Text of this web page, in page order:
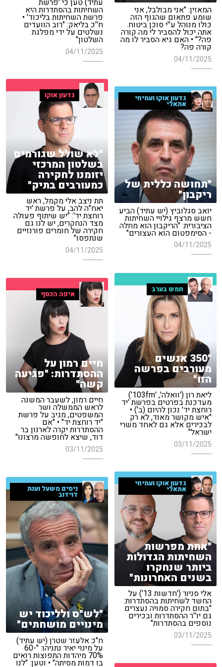
עתיד) טען כי 'פרשת
השחיתות בהסתדרות היא
פרשת השחיתות בליכוד' •
ח''כ בליאק: "רוב הוועדים
נשלטים על ידי מפלגת
השלטון"
04/11/2025
המאזין: "אני מבולבל, אני
שומע פתאום שהגוף הזה
כולו מנוהל ע''י סוכן ביטוח.
אתה יכול להסביר לי מה קורה
פה?" • האם גיא הסביר לו מה
קורה פה?
04/11/2025
גדעון אוקו
"לא שולל שגורמים
בשלטון המרכזי
יזומנו לחקירה
כמעורבים בתיק"
תת ניצב אלי מקמל, ראש
יאח"ה להב, על פרשת 'יד
רוחצת יד': "יש שיתוף פעולה
מצד הנחקרים, יש לנו גם
חקירה של חומרים פורנזיים
שנתפסו"
04/11/2025
גדעון אוקו ועמיחי
אתאלי
"תחושה כללית של
ריקבון"
יואב סגלוביץ (יש עתיד) הביע
חשש מרצף גילויי השחיתות
הציבורית: "הריקבון הוא מחלה
- הסימפטום הוא העצורים"
04/11/2025
חמש בערב
"350 אנשים
מעורבים בפרשה
הזו"
ליאת רון ('וואלה', '103fm')
מעדכנת בפרטים בפרשת 'יד
רוחצת יד' נכון להיום (ב') •
"איש מקושר מאוד, לא רק
לבכירים אלא גם לאחד משרי
ישראל"
03/11/2025
איפה הכסף
חיים רמון על
ההסתדרות: "פגיעה
קשה"
חיים רמון, לשעבר המשנה
לראש הממשלה ושר
המשפטים, מגיב על פרשת
"יד רוחצת יד" • "אם
ההסתדרות יקרה לארנון בר
דוד, שיצא לחופשה מרצונו"
03/11/2025
גדעון אוקו ועמיחי
אתאלי
"אחת מפרשות
השחיתות הגדולות
ביותר שנחקרו
בשנים האחרונות"
אלי סניור ('חדשות 13') על
החשד לשחיתות בהסתדרות:
"בתום חקירה סמויה נעצרים
גם יו''ר ההסתדרות ובכירים
נוספים בהסתדרות"
03/11/2025
ניסים משעל וענת
דוידוב
"לש"ס ולליכוד יש
מינויים מושחתים"
ח"כ אלעזר שטרן (יש עתיד)
על מינוי יאיר נתניהו: "60-
70% מיהדות התפוצות רואים
בו דמות מסיתה" • וטען: "לנו